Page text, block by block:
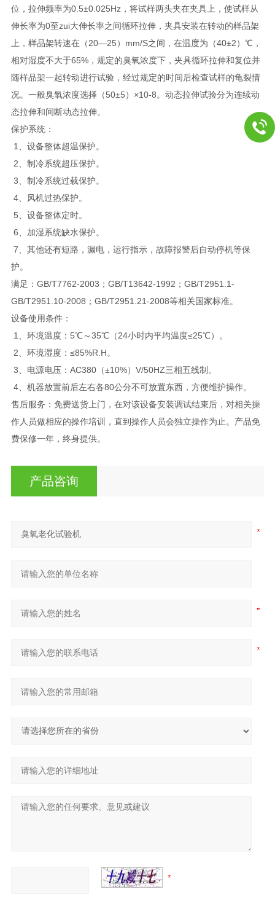
位，拉伸频率为0.5±0.025Hz，将试样两头夹在夹具上，使试样从
伸长率为0至zui大伸长率之间循环拉伸，夹具安装在转动的样品架
上，样品架转速在（20—25）mm/S之间，在温度为（40±2）℃，
相对湿度不大于65%，规定的臭氧浓度下，夹具循环拉伸和复位并
随样品架一起转动进行试验，经过规定的时间后检查试样的龟裂情
况。一般臭氧浓度选择（50±5）×10-8。动态拉伸试验分为连续动
态拉伸和间断动态拉伸。
保护系统：
1、设备整体超温保护。
2、制冷系统超压保护。
3、制冷系统过载保护。
4、风机过热保护。
5、设备整体定时。
6、加湿系统缺水保护。
7、其他还有短路，漏电，运行指示，故障报警后自动停机等保
护。
满足：GB/T7762-2003；GB/T13642-1992；GB/T2951.1-
GB/T2951.10-2008；GB/T2951.21-2008等相关国家标准。
设备使用条件：
1、环境温度：5℃～35℃（24小时内平均温度≤25℃）。
2、环境湿度：≤85%R.H。
3、电源电压：AC380（±10%）V/50HZ三相五线制。
4、机器放置前后左右各80公分不可放置东西，方便维护操作。
售后服务：免费送货上门，在对该设备安装调试结束后，对相关操
作人员做相应的操作培训，直到操作人员会独立操作为止。产品免
费保修一年，终身提供。
产品咨询